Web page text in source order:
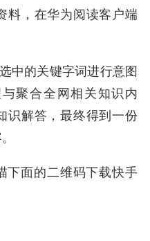
料，在华为阅读客户端
中的关键字词进行意图
聚合全网相关知识内
识解答，最终得到一份
下面的二维码下载快手